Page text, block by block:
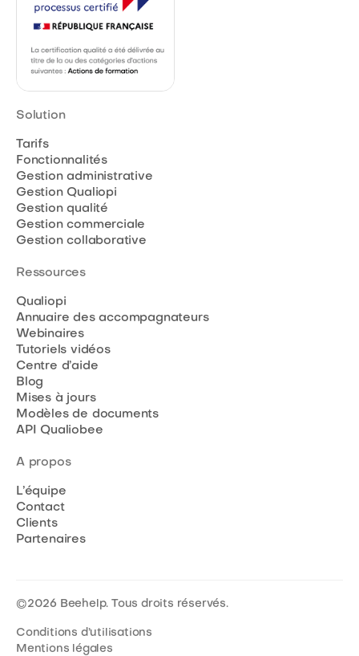
Solution
Tarifs
Fonctionnalités
Gestion administrative
Gestion Qualiopi
Gestion qualité
Gestion commerciale
Gestion collaborative
Ressources
Qualiopi
Annuaire des accompagnateurs
Webinaires
Tutoriels vidéos
Centre d’aide
Blog
Mises à jours
Modèles de documents
API Qualiobee
A propos
L’équipe
Contact
Clients
Partenaires
©2026 Beehelp. Tous droits réservés.
Conditions d’utilisations
Mentions légales